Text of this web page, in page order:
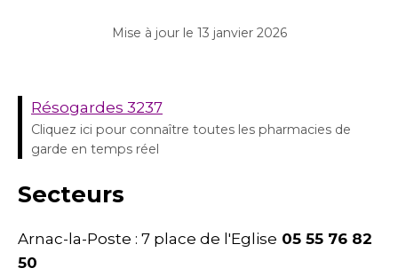
Mise à jour le 13 janvier 2026
Résogardes 3237
Cliquez ici pour connaître toutes les pharmacies de
garde en temps réel
Secteurs
Arnac-la-Poste : 7 place de l'Eglise 05 55 76 82
50